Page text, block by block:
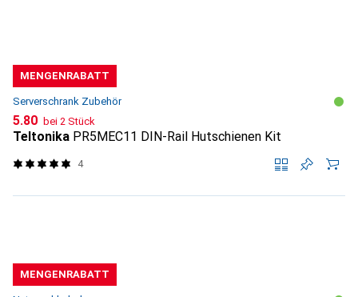
MENGENRABATT
Serverschrank Zubehör
CHF
5.80 bei 2 Stück
Teltonika PR5MEC11 DIN-Rail Hutschienen Kit
4
MENGENRABATT